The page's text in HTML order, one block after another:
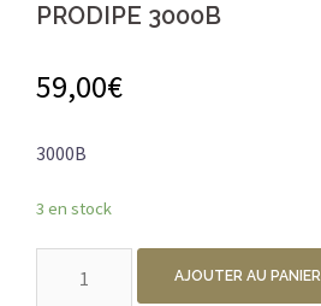
PRODIPE 3000B
59,00€
3000B
3 en stock
AJOUTER AU PANIER